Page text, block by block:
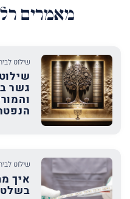
מאמרים
שילוט
גשר
שילוט
איך